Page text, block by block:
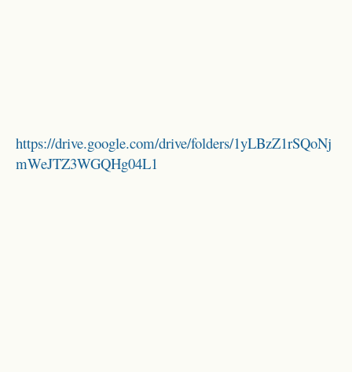
https://drive.google.com/drive/folders/1yLBzZ1rSQoNj
mWeJTZ3WGQHg04L1